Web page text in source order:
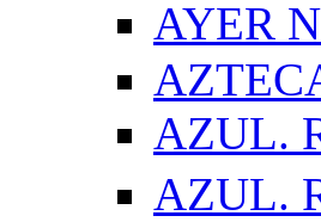
AYER
AZUL.
AZUL.